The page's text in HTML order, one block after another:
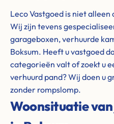
Leco Vastgoed is niet
Wij zijn tevens
garageboxen, verhuurde
Boksum. Heeft u vastgoed
categorieën valt of zoekt u
verhuurd pand? Wij doen u
zonder rompslomp.
Woonsituatie